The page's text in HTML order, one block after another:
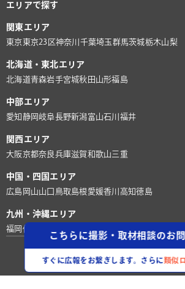
こちらに撮影・取材相談のお
すぐに広報をお繋ぎします。さらに類似
エリアで探す
関東エリア
東京 東京23区神奈川 千葉埼玉群馬茨城栃木山梨
北海道・東北エリア
北海道青森岩手宮城秋田 山形福島
中部エリア
愛知 静岡 岐阜長野新潟富山石川 福井
関西エリア
大阪京都奈良兵庫滋賀和歌山 三重
中国・四国エリア
広島 岡山山口 鳥取島根 愛媛香川 高知徳島
九州・沖縄エリア
福岡 佐賀
©株式会社ロケグー